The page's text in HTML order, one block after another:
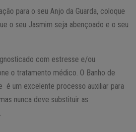
para o seu Anjo da Guarda, coloque
o seu Jasmim seja abençoado e o seu
com estresse e/ou
o tratamento médico. O Banho de
é um excelente processo auxiliar para
nunca deve substituir as